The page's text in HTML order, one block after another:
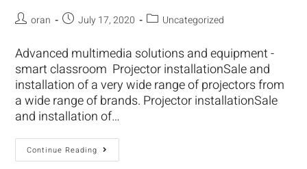
oran July 17, 2020 Uncategorized
Advanced multimedia solutions and equipment -
smart classroom Projector installationSale and
installation of a very wide range of projectors from
a wide range of brands. Projector installationSale
and installation of…
Continue Reading